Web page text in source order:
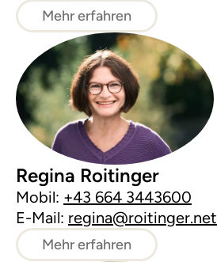
Mehr erfahren
Regina Roitinger
Mobil: +43 664 3443600
E-Mail: regina@roitinger.net
Mehr erfahren